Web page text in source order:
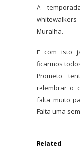
A
Muralha.
E com isto
ficarmos
Prometo
relembrar o
falta muito
Falta uma
Related